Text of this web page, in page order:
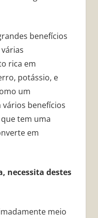
benefícios
rica em
potássio, e
um
benefícios
tem uma
em
necessita destes
meio